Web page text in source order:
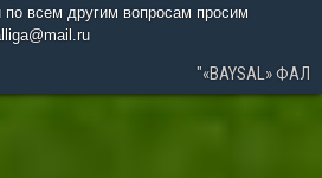
по всем другим вопросам просим
"«BAYSAL» ФАЛ